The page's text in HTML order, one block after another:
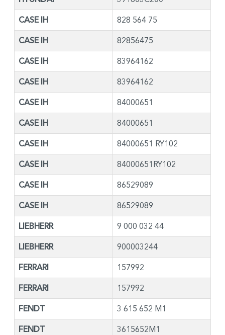
CASE IH 828 564 75
CASE IH 82856475
CASE IH 83964162
CASE IH 83964162
CASE IH 84000651
CASE IH 84000651
CASE IH 84000651 RY102
CASE IH 84000651RY102
CASE IH 86529089
CASE IH 86529089
LIEBHERR 9 000 032 44
LIEBHERR 900003244
FERRARI 157992
FERRARI 157992
FENDT 3 615 652 M1
FENDT 3615652M1